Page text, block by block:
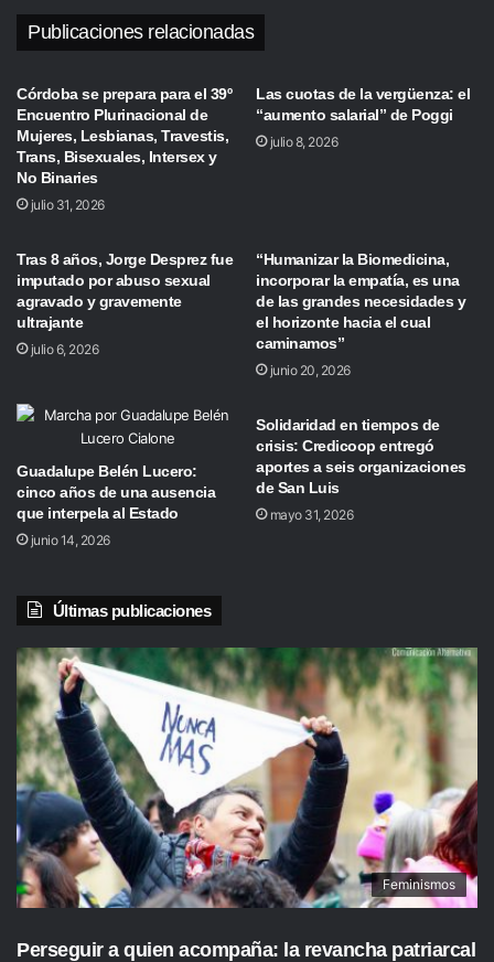
Publicaciones relacionadas
Córdoba se prepara para el 39º
Encuentro Plurinacional de
Mujeres, Lesbianas, Travestis,
Trans, Bisexuales, Intersex y
No Binaries
julio 31, 2026
Las cuotas de la vergüenza: el
“aumento salarial” de Poggi
julio 8, 2026
Tras 8 años, Jorge Desprez fue
imputado por abuso sexual
agravado y gravemente
ultrajante
julio 6, 2026
“Humanizar la Biomedicina,
incorporar la empatía, es una
de las grandes necesidades y
el horizonte hacia el cual
caminamos”
junio 20, 2026
Guadalupe Belén Lucero:
cinco años de una ausencia
que interpela al Estado
junio 14, 2026
Solidaridad en tiempos de
crisis: Credicoop entregó
aportes a seis organizaciones
de San Luis
mayo 31, 2026
Últimas publicaciones
Feminismos
Perseguir a quien acompaña: la revancha patriarcal